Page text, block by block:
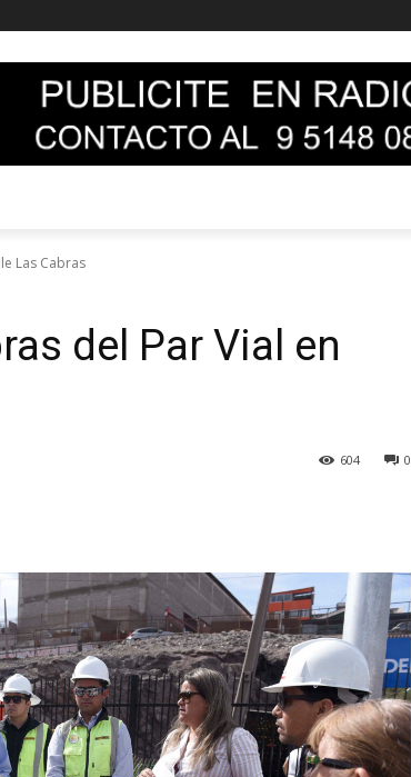
Las Cabras
del Par Vial en
0
604